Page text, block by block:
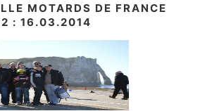
MOTARDS DE FRANCE
: 16.03.2014